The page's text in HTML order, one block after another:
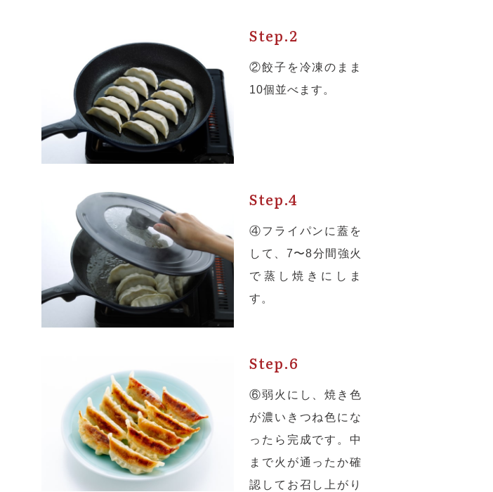
Step.2
②餃子を冷凍のまま
10個並べます。
Step.4
④フライパンに蓋を
して、7〜8分間強火
で蒸し焼きにしま
す。
Step.6
⑥弱火にし、焼き色
が濃いきつね色にな
ったら完成です。中
まで火が通ったか確
認してお召し上がり